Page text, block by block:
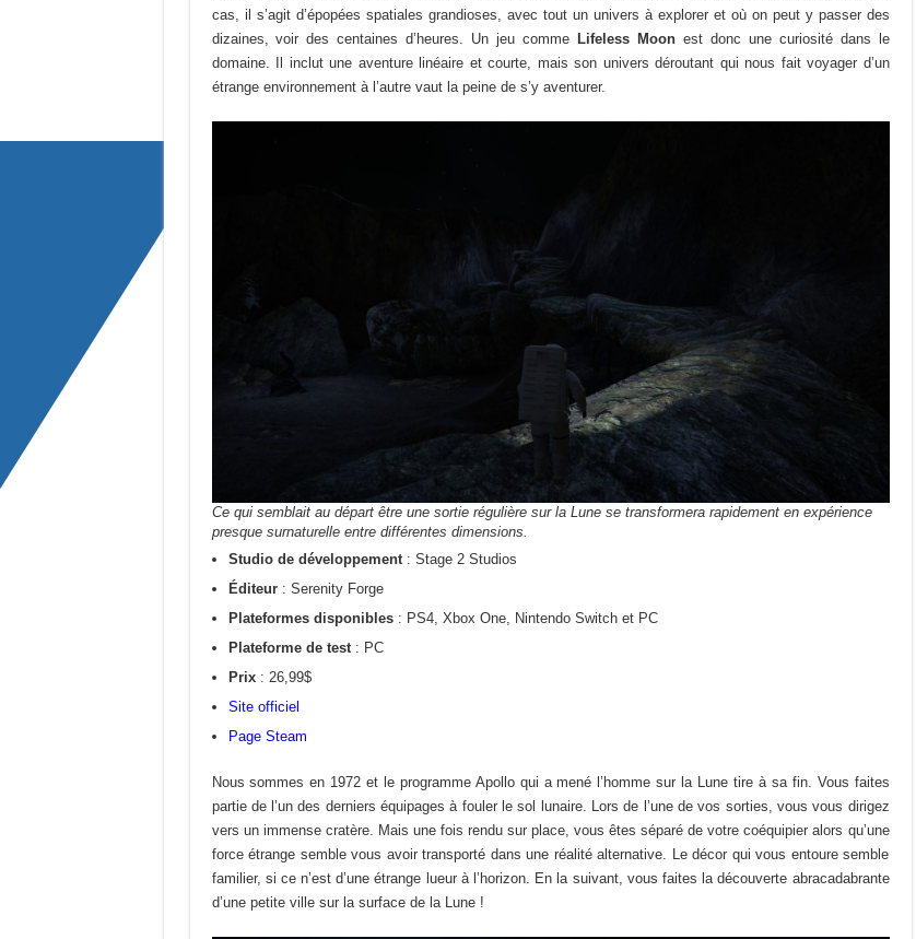
cas, il s’agit d’épopées spatiales grandioses, avec tout un univers à explorer et où on peut y passer des
dizaines, voir des centaines d’heures. Un jeu comme Lifeless Moonest donc une curiosité dans le
domaine. Il inclut une aventure linéaire et courte, mais son univers déroutant qui nous fait voyager d’un
étrange environnement à l’autre vaut la peine de s’y aventurer.
Ce qui semblait au départ être une sortie régulière sur la Lune se transformera rapidement en expérience
presque surnaturelle entre différentes dimensions.
Studio de développement: Stage 2 Studios
Éditeur: Serenity Forge
Plateformes disponibles: PS4, Xbox One, Nintendo Switch et PC
Plateforme de test: PC
Prix: 26,99$
Site officiel
Page Steam
Nous sommes en 1972 et le programme Apollo qui a mené l’homme sur la Lune tire à sa fin. Vous faites
partie de l’un des derniers équipages à fouler le sol lunaire. Lors de l’une de vos sorties, vous vous dirigez
vers un immense cratère. Mais une fois rendu sur place, vous êtes séparé de votre coéquipier alors qu’une
force étrange semble vous avoir transporté dans une réalité alternative. Le décor qui vous entoure semble
familier, si ce n’est d’une étrange lueur à l’horizon. En la suivant, vous faites la découverte abracadabrante
d’une petite ville sur la surface de la Lune !